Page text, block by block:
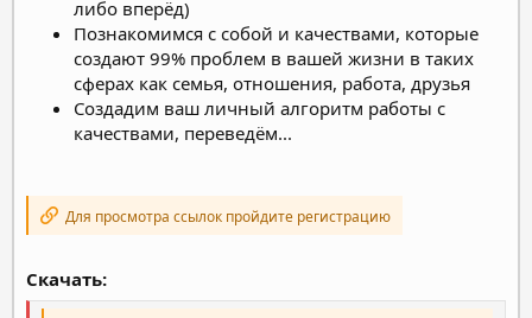
либо вперёд)
Познакомимся с собой и качествами, которые
создают 99% проблем в вашей жизни в таких
сферах как семья, отношения, работа, друзья
Создадим ваш личный алгоритм работы с
качествами, переведём...
Для просмотра ссылок пройдите регистрацию
Скачать: